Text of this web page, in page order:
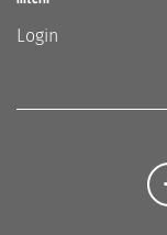
Login